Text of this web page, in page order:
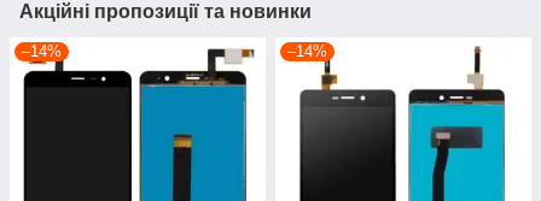
Акційні пропозиції та новинки
–14% –14%